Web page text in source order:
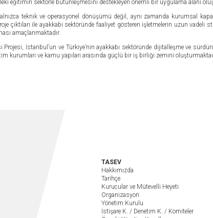
eğitimin sektörle bütünleşmesini destekleyen önemli bir uygulama alanı
teknik ve operasyonel dönüşümü değil, aynı zamanda kurumsal
çıktıları ile ayakkabı sektöründe faaliyet gösteren işletmelerin uzun vadeli
amaçlanmaktadır.
İstanbul’un ve Türkiye’nin ayakkabı sektöründe dijitalleşme ve
kurumları ve kamu yapıları arasında güçlü bir iş birliği zemini
TASEV
Hakkımızda
Tarihçe
Kurucular ve Mütevelli Heyeti
Organizasyon
Yönetim Kurulu
İstişare K. / Denetim K. / Komiteler